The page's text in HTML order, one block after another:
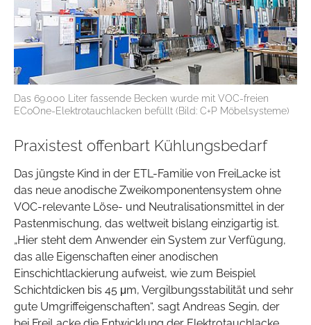
Das 69.000 Liter fassende Becken wurde mit VOC-freien
ECoOne-Elektrotauchlacken befüllt (Bild: C+P Möbelsysteme)
Praxistest offenbart Kühlungsbedarf
Das jüngste Kind in der ETL-Familie von FreiLacke ist
das neue anodische Zweikomponentensystem ohne
VOC-relevante Löse- und Neutralisationsmittel in der
Pastenmischung, das weltweit bislang einzigartig ist.
„Hier steht dem Anwender ein System zur Verfügung,
das alle Eigenschaften einer anodischen
Einschichtlackierung aufweist, wie zum Beispiel
Schichtdicken bis 45 μm, Vergilbungsstabilität und sehr
gute Umgriffeigenschaften“, sagt Andreas Segin, der